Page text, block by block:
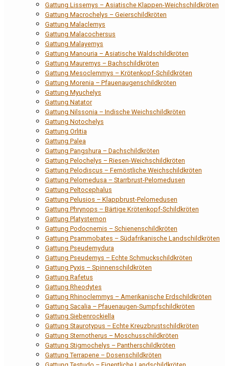
Gattung Lissemys – Asiatische Klappen-Weichschildkröten
Gattung Macrochelys – Geierschildkröten
Gattung Malaclemys
Gattung Malacochersus
Gattung Malayemys
Gattung Manouria – Asiatische Waldschildkröten
Gattung Mauremys – Bachschildkröten
Gattung Mesoclemmys – Krötenkopf-Schildkröten
Gattung Morenia – Pfauenaugenschildkröten
Gattung Myuchelys
Gattung Natator
Gattung Nilssonia – Indische Weichschildkröten
Gattung Notochelys
Gattung Orlitia
Gattung Palea
Gattung Pangshura – Dachschildkröten
Gattung Pelochelys – Riesen-Weichschildkröten
Gattung Pelodiscus – Fernöstliche Weichschildkröten
Gattung Pelomedusa – Starrbrust-Pelomedusen
Gattung Peltocephalus
Gattung Pelusios – Klappbrust-Pelomedusen
Gattung Phrynops – Bärtige Krötenkopf-Schildkröten
Gattung Platysternon
Gattung Podocnemis – Schienenschildkröten
Gattung Psammobates – Südafrikanische Landschildkröten
Gattung Pseudemydura
Gattung Pseudemys – Echte Schmuckschildkröten
Gattung Pyxis – Spinnenschildkröten
Gattung Rafetus
Gattung Rheodytes
Gattung Rhinoclemmys – Amerikanische Erdschildkröten
Gattung Sacalia – Pfauenaugen-Sumpfschildkröten
Gattung Siebenrockiella
Gattung Staurotypus – Echte Kreuzbrustschildkröten
Gattung Sternotherus – Moschusschildkröten
Gattung Stigmochelys – Pantherschildkröten
Gattung Terrapene – Dosenschildkröten